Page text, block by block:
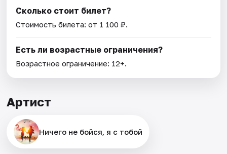
Сколько стоит билет?
Стоимость билета: от 1 100 ₽.
Есть ли возрастные ограничения?
Возрастное ограничение: 12+.
Артист
Ничего не бойся, я с тобой